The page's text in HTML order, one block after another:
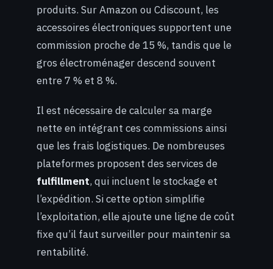
produits. Sur Amazon ou Cdiscount, les
accessoires électroniques supportent une
commission proche de 15 %, tandis que le
gros électroménager descend souvent
entre 7 % et 8 %.
Il est nécessaire de calculer sa marge
nette en intégrant ces commissions ainsi
que les frais logistiques. De nombreuses
plateformes proposent des services de
fulfillment, qui incluent le stockage et
l’expédition. Si cette option simplifie
l’exploitation, elle ajoute une ligne de coût
fixe qu’il faut surveiller pour maintenir sa
rentabilité.